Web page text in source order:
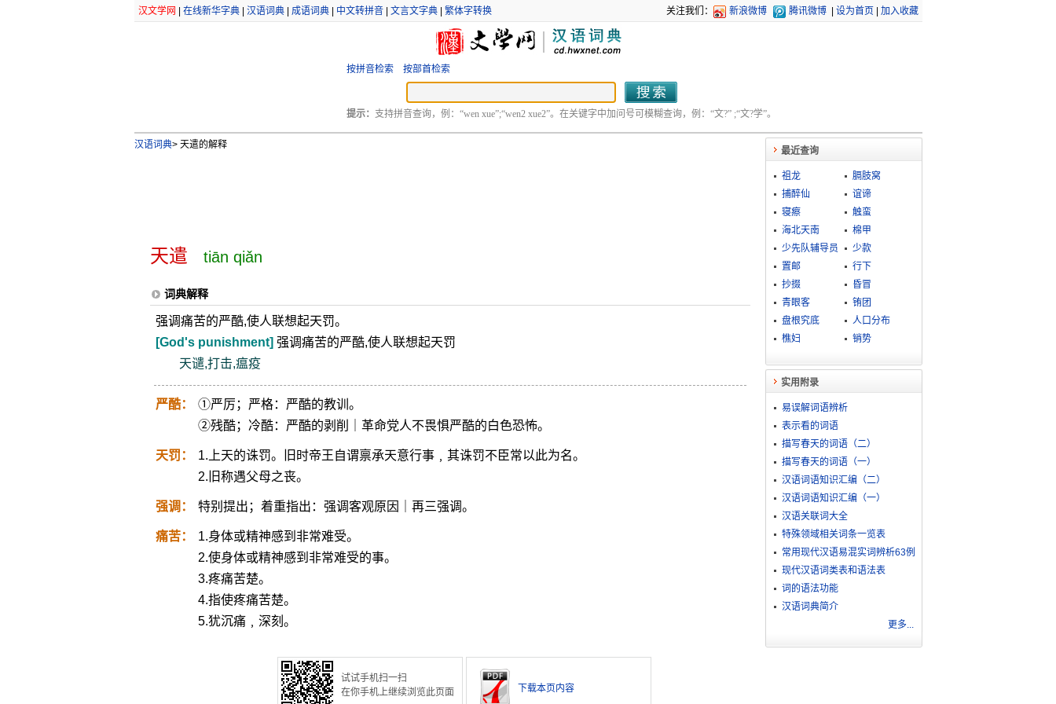
汉文学网 在线新华字典| 汉语词典| 成语词典| 中文转拼音| 文言文字典| 繁体字转换 关注我们： 新浪微博 腾讯微博 设为首页 加入收藏
按拼音检索 按部首检索
提示： 支持拼音查询，例：“wen xue”;“wen2 xue2”。在关键字中加问号可模糊查询，例：“文?” ;“文?学”。
汉语词典>天遣的解释
天遣 tiān qiǎn
词典解释
强调痛苦的严酷,使人联想起天罚。
[God's punishment] 强调痛苦的严酷,使人联想起天罚
天谴,打击,瘟疫
严酷：
①严厉；严格：严酷的教训。
②残酷；冷酷：严酷的剥削｜革命党人不畏惧严酷的白色恐怖。
天罚：
1.上天的诛罚。旧时帝王自谓禀承天意行事﹐其诛罚不臣常以此为名。
2.旧称遇父母之丧。
强调： 特别提出；着重指出：强调客观原因｜再三强调。
痛苦：
1.身体或精神感到非常难受。
2.使身体或精神感到非常难受的事。
3.疼痛苦楚。
4.指使疼痛苦楚。
5.犹沉痛﹐深刻。
试试手机扫一扫
在你手机上继续浏览此页面
下载本页内容
最近查询
祖龙
膈肢窝
捕醉仙
谊谛
寝瘵
触蛮
海北天南
棉甲
少先队辅导员
少款
置邮
行下
抄掇
昏冒
青眼客
铕团
盘根究底
人口分布
樵妇
销势
实用附录
易误解词语辨析
表示看的词语
描写春天的词语（二）
描写春天的词语（一）
汉语词语知识汇编（二）
汉语词语知识汇编（一）
汉语关联词大全
特殊领域相关词条一览表
常用现代汉语易混实词辨析63例
现代汉语词类表和语法表
词的语法功能
汉语词典简介
更多...